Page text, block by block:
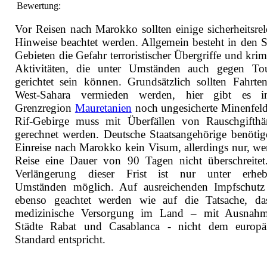
Bewertung:
Vor Reisen nach Marokko sollten einige
Hinweise beachtet werden. Allgemein besteht in den
Gebieten die Gefahr terroristischer Übergriffe und
Aktivitäten, die unter Umständen auch gegen
gerichtet sein können. Grundsätzlich sollten
West-Sahara vermieden werden, hier gibt es
Grenzregion Mauretaniennoch ungesicherte
Rif-Gebirge muss mit Überfällen von
gerechnet werden. Deutsche Staatsangehörige
Einreise nach Marokko kein Visum, allerdings nur,
Reise eine Dauer von 90 Tagen nicht
Verlängerung dieser Frist ist nur unter
Umständen möglich. Auf ausreichenden
ebenso geachtet werden wie auf die Tatsache,
medizinische Versorgung im Land – mit
Städte Rabat und Casablanca - nicht dem
Standard entspricht.